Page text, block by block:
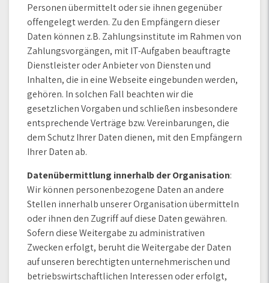
Personen übermittelt oder sie ihnen gegenüber
offengelegt werden. Zu den Empfängern dieser
Daten können z.B. Zahlungsinstitute im Rahmen von
Zahlungsvorgängen, mit IT-Aufgaben beauftragte
Dienstleister oder Anbieter von Diensten und
Inhalten, die in eine Webseite eingebunden werden,
gehören. In solchen Fall beachten wir die
gesetzlichen Vorgaben und schließen insbesondere
entsprechende Verträge bzw. Vereinbarungen, die
dem Schutz Ihrer Daten dienen, mit den Empfängern
Ihrer Daten ab.
Datenübermittlung innerhalb der Organisation:
Wir können personenbezogene Daten an andere
Stellen innerhalb unserer Organisation übermitteln
oder ihnen den Zugriff auf diese Daten gewähren.
Sofern diese Weitergabe zu administrativen
Zwecken erfolgt, beruht die Weitergabe der Daten
auf unseren berechtigten unternehmerischen und
betriebswirtschaftlichen Interessen oder erfolgt,